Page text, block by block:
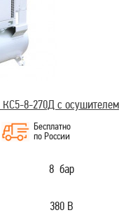
КС5-8-270Д с осушителем
Бесплатно
по России
8 бар
380 В